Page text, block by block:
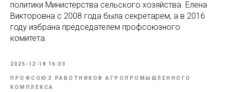
политики Министерства сельского хозяйства. Елена
Викторовна с 2008 года была секретарем, а в 2016
году избрана председателем профсоюзного
комитета.
2025-12-18 16:03
ПРОФСОЮЗ РАБОТНИКОВ АГРОПРОМЫШЛЕННОГО
КОМПЛЕКСА